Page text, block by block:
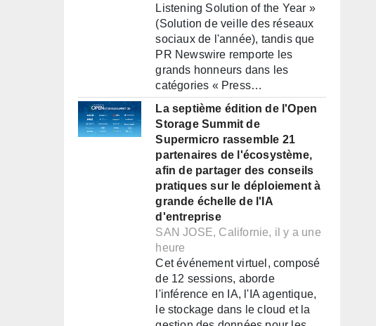
Listening Solution of the Year »
(Solution de veille des réseaux
sociaux de l'année), tandis que
PR Newswire remporte les
grands honneurs dans les
catégories « Press…
La septième édition de l'Open
Storage Summit de
Supermicro rassemble 21
partenaires de l'écosystème,
afin de partager des conseils
pratiques sur le déploiement à
grande échelle de l'IA
d'entreprise
SAN JOSE, Californie, il y a une
heure
Cet événement virtuel, composé
de 12 sessions, aborde
l'inférence en IA, l'IA agentique,
le stockage dans le cloud et la